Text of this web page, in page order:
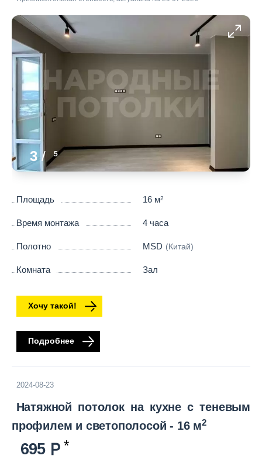
3/ 5
Площадь 16 м2
Время монтажа 4 часа
Полотно MSD (Китай)
Комната Зал
Хочу такой!
Подробнее
2024-08-23
Натяжной потолок на кухне с теневым
профилем и светополосой - 16 м2
695